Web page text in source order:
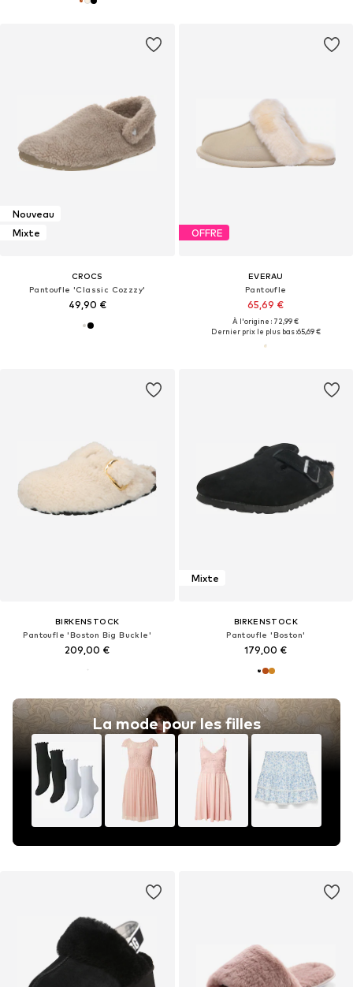
Nouveau
Mixte
CROCS
Pantoufle 'Classic Cozzzy'
49,90 €
OFFRE
EVERAU
Pantoufle
65,69 €
À l'origine : 72,99 €
Dernier prix le plus bas :65,69 €
BIRKENSTOCK
Pantoufle 'Boston Big Buckle'
209,00 €
La mode pour les filles
Mixte
BIRKENSTOCK
Pantoufle 'Boston'
179,00 €